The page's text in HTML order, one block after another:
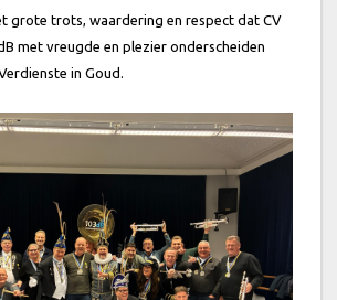
grote trots, waardering en respect dat CV
met vreugde en plezier onderscheiden
in Goud.